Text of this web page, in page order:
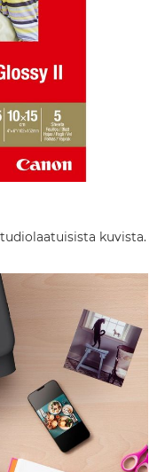
kuvista.